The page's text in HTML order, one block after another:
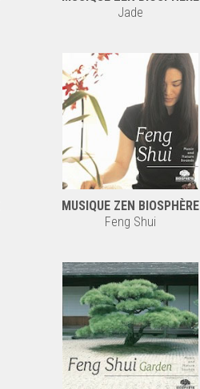
Jade
MUSIQUE ZEN BIOSPHÈRE
Feng Shui